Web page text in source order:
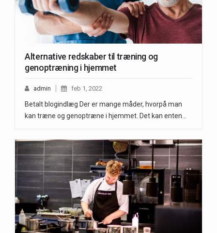
Alternative redskaber til træning og
genoptræning i hjemmet
admin feb 1, 2022
Betalt blogindlæg Der er mange måder, hvorpå man
kan træne og genoptræne i hjemmet. Det kan enten…